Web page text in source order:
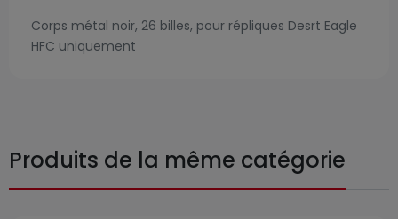
Corps métal noir, 26 billes, pour répliques Desrt Eagle
HFC uniquement
Produits de la même catégorie